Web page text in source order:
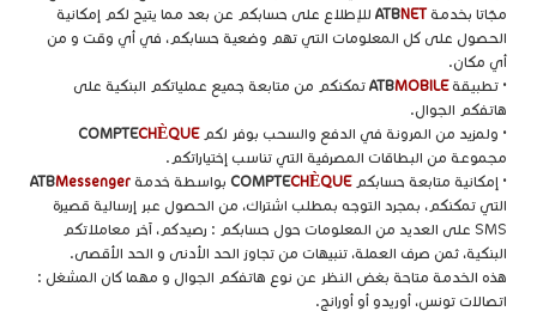
مجّاتا بخدمة
ATBNET
للإطلاع على حسابكم عن بعد مما يتيح لكم إمكانية
الحصول على كل المعلومات التي تهم وضعية حسابكم، في أي وقت و من
أي مكان.
• تطبيقة
ATBMOBILE
تمكنكم من متابعة جميع عملياتكم البنكية على
هاتفكم الجوال.
• ولمزيد من المرونة في الدفع والسحب بوفر لكم
COMPTECHÈQUE
مجموعة من البطاقات المصرفية التي تناسب إختياراتكم.
• إمكانية متابعة حسابكم
COMPTECHÈQUE بواسطة خدمة ATBMessenger
التي تمكنكم، بمجرد التوجه بمطلب اشتراك، من الحصول عبر إرسالية قصيرة
SMS على العديد من المعلومات حول حسابكم : رصيدكم، آخر معاملاتكم
البنكية، ثمن صرف العملة، تنبيهات من تجاوز الحد الأدنى و الحد الأقصى.
هذه الخدمة متاحة بغض النظر عن نوع هاتفكم الجوال و مهما كان المشغل :
اتصالات تونس، أوريدو أو أورانج.